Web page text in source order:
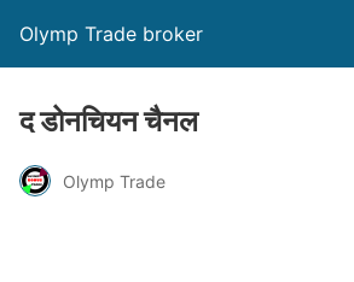
Olymp Trade broker
द डोनचियन चैनल
Olymp Trade